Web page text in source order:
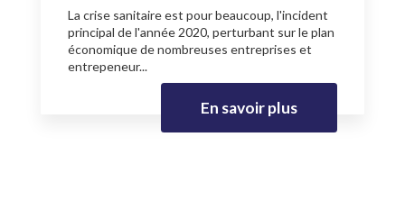
La crise sanitaire est pour beaucoup, l'incident
principal de l'année 2020, perturbant sur le plan
économique de nombreuses entreprises et
entrepeneur...
En savoir plus